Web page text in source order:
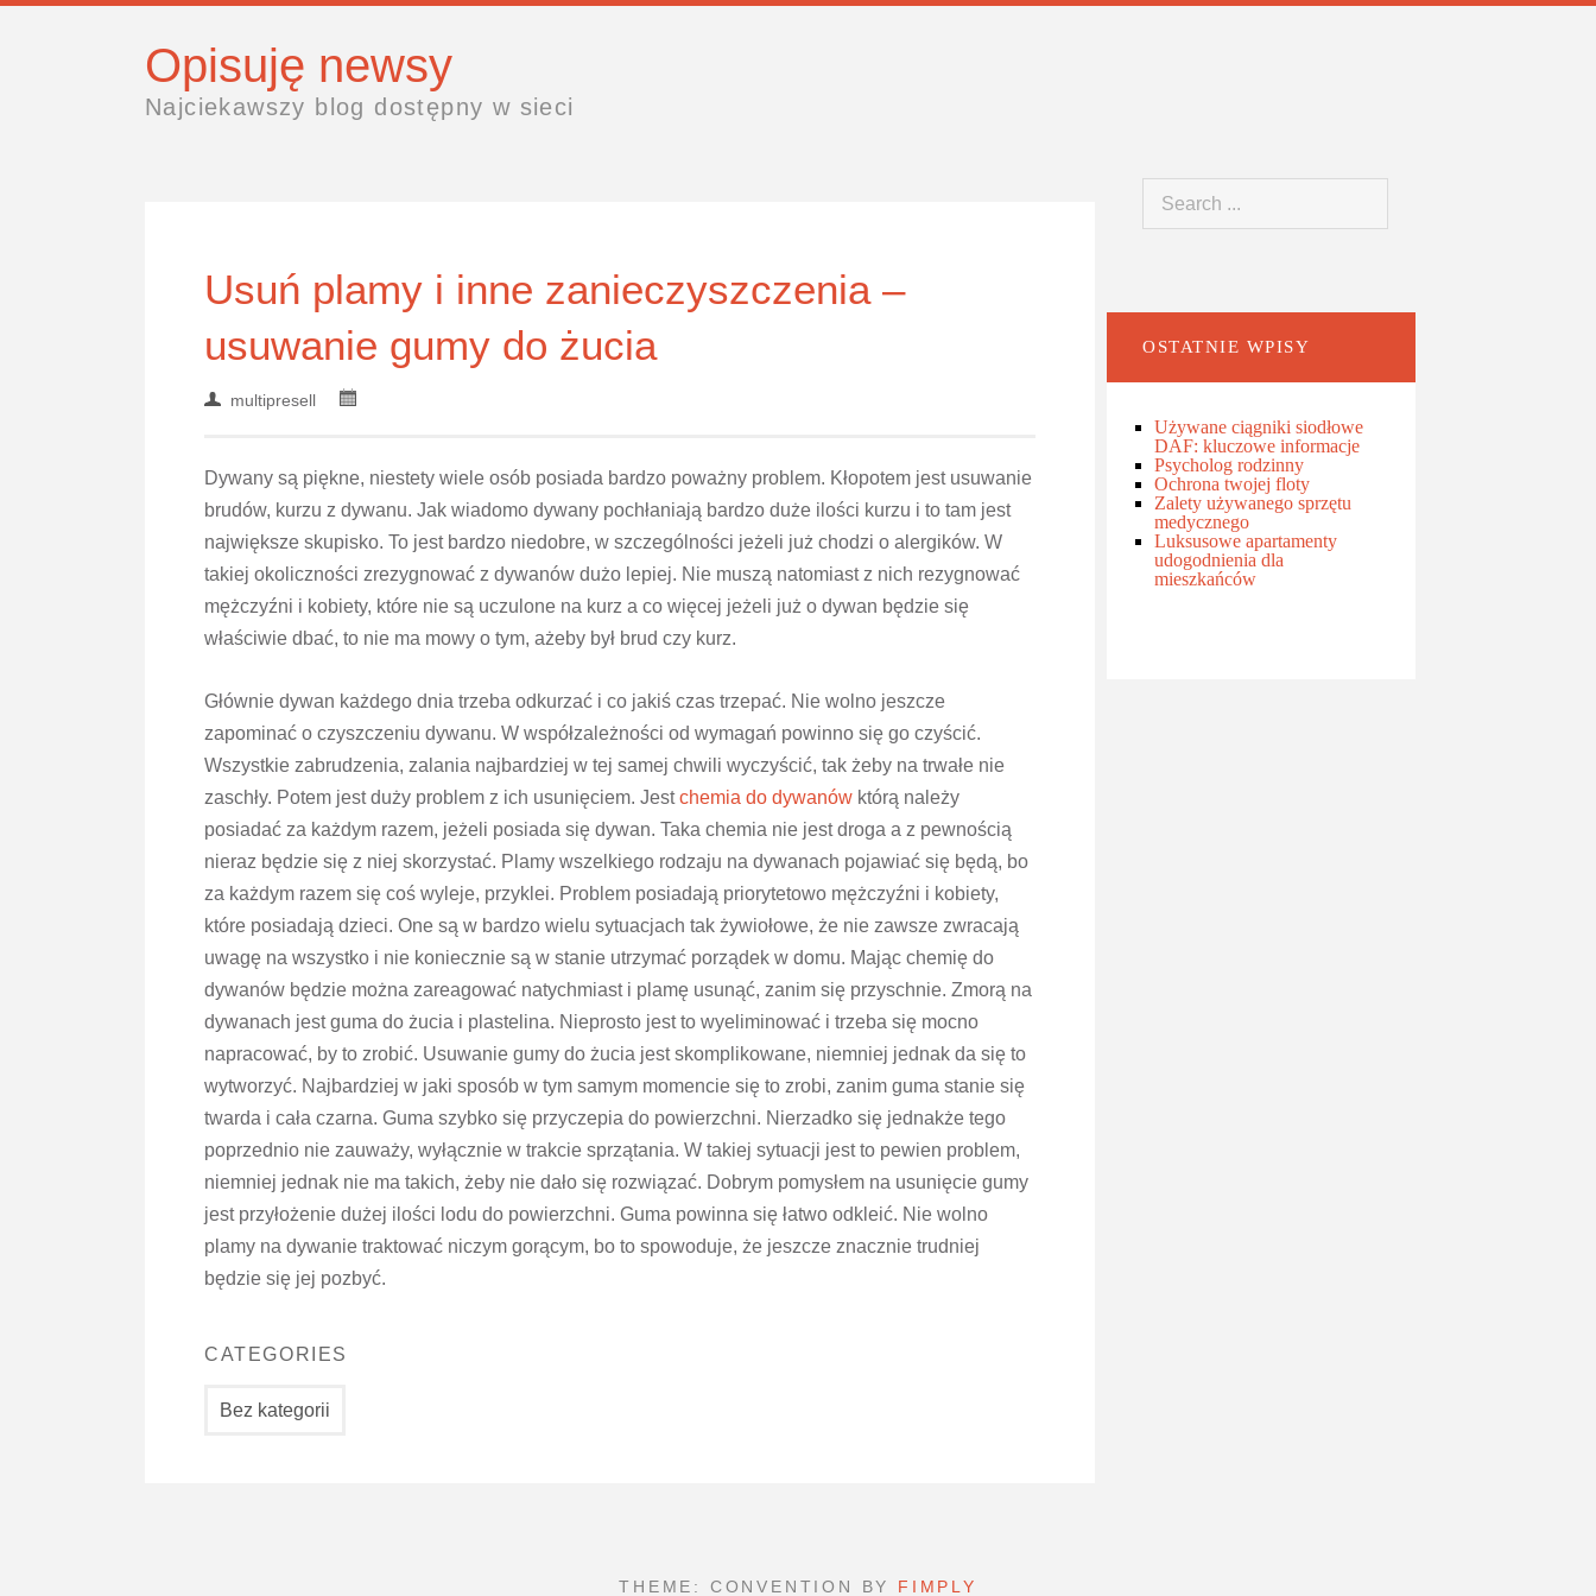
Opisuję newsy
Najciekawszy blog dostępny w sieci
Usuń plamy i inne zanieczyszczenia –
usuwanie gumy do żucia
multipresell
Dywany są piękne, niestety wiele osób posiada bardzo poważny problem. Kłopotem jest usuwanie
brudów, kurzu z dywanu. Jak wiadomo dywany pochłaniają bardzo duże ilości kurzu i to tam jest
największe skupisko. To jest bardzo niedobre, w szczególności jeżeli już chodzi o alergików. W
takiej okoliczności zrezygnować z dywanów dużo lepiej. Nie muszą natomiast z nich rezygnować
mężczyźni i kobiety, które nie są uczulone na kurz a co więcej jeżeli już o dywan będzie się
właściwie dbać, to nie ma mowy o tym, ażeby był brud czy kurz.
Głównie dywan każdego dnia trzeba odkurzać i co jakiś czas trzepać. Nie wolno jeszcze
zapominać o czyszczeniu dywanu. W współzależności od wymagań powinno się go czyścić.
Wszystkie zabrudzenia, zalania najbardziej w tej samej chwili wyczyścić, tak żeby na trwałe nie
zaschły. Potem jest duży problem z ich usunięciem. Jestchemia do dywanów którą należy
posiadać za każdym razem, jeżeli posiada się dywan. Taka chemia nie jest droga a z pewnością
nieraz będzie się z niej skorzystać. Plamy wszelkiego rodzaju na dywanach pojawiać się będą, bo
za każdym razem się coś wyleje, przyklei. Problem posiadają priorytetowo mężczyźni i kobiety,
które posiadają dzieci. One są w bardzo wielu sytuacjach tak żywiołowe, że nie zawsze zwracają
uwagę na wszystko i nie koniecznie są w stanie utrzymać porządek w domu. Mając chemię do
dywanów będzie można zareagować natychmiast i plamę usunąć, zanim się przyschnie. Zmorą na
dywanach jest guma do żucia i plastelina. Nieprosto jest to wyeliminować i trzeba się mocno
napracować, by to zrobić. Usuwanie gumy do żucia jest skomplikowane, niemniej jednak da się to
wytworzyć. Najbardziej w jaki sposób w tym samym momencie się to zrobi, zanim guma stanie się
twarda i cała czarna. Guma szybko się przyczepia do powierzchni. Nierzadko się jednakże tego
poprzednio nie zauważy, wyłącznie w trakcie sprzątania. W takiej sytuacji jest to pewien problem,
niemniej jednak nie ma takich, żeby nie dało się rozwiązać. Dobrym pomysłem na usunięcie gumy
jest przyłożenie dużej ilości lodu do powierzchni. Guma powinna się łatwo odkleić. Nie wolno
plamy na dywanie traktować niczym gorącym, bo to spowoduje, że jeszcze znacznie trudniej
będzie się jej pozbyć.
CATEGORIES
Bez kategorii
OSTATNIE WPISY
Używane ciągniki siodłowe
DAF: kluczowe informacje
Psycholog rodzinny
Ochrona twojej floty
Zalety używanego sprzętu
medycznego
Luksusowe apartamenty
udogodnienia dla
mieszkańców
THEME: CONVENTION BY FIMPLY